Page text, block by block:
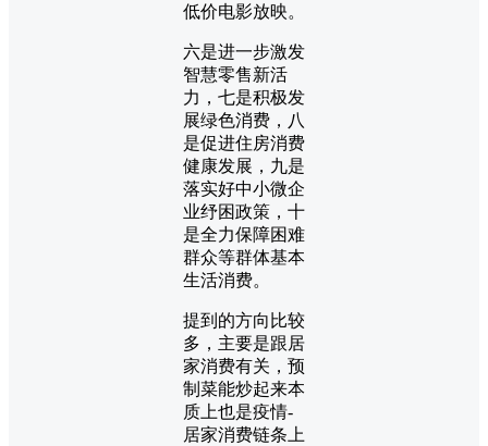
低价电影放映。
六是进一步激发
智慧零售新活
力，七是积极发
展绿色消费，八
是促进住房消费
健康发展，九是
落实好中小微企
业纾困政策，十
是全力保障困难
群众等群体基本
生活消费。
提到的方向比较
多，主要是跟居
家消费有关，预
制菜能炒起来本
质上也是疫情-
居家消费链条上